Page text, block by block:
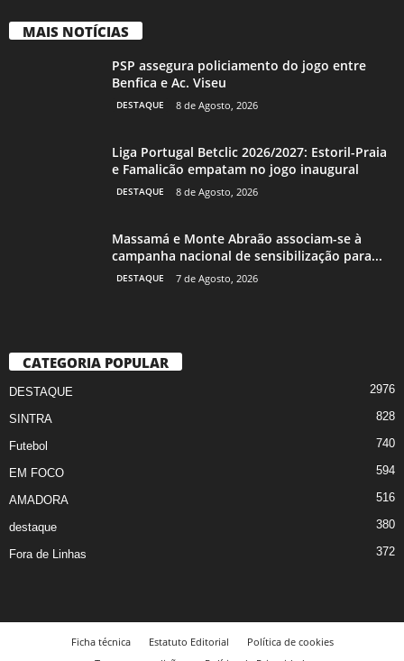
MAIS NOTÍCIAS
PSP assegura policiamento do jogo entre
Benfica e Ac. Viseu
DESTAQUE 8 de Agosto, 2026
Liga Portugal Betclic 2026/2027: Estoril-Praia
e Famalicão empatam no jogo inaugural
DESTAQUE 8 de Agosto, 2026
Massamá e Monte Abraão associam-se à
campanha nacional de sensibilização para...
DESTAQUE 7 de Agosto, 2026
CATEGORIA POPULAR
DESTAQUE 2976
SINTRA 828
Futebol 740
EM FOCO 594
AMADORA 516
destaque 380
Fora de Linhas 372
Ficha técnica Estatuto Editorial
Política de cookies